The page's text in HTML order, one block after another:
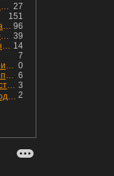
27
Генерация и сети: мнение ребят из индустрии
151
96
Как себя чувствуют мигранты в раю, в который они так стремились
39
Метод Геллы. "Черный" август 2026 - быть или не быть?
14
Струковщина - это стиль поведения, известный всем в секторе золотодобычи.
7
0
Поучительная история о прогнозировании
6
Несколько интересных инсайтов по "Озону"
3
Аукционы Минфина — министерство всё ещё не придумало "лекарство" для рынка ОФЗ. Ликвидности банкам не хватает это по РЕПО аукционам!
2
🪜Стратегия для пассивного дохода: Лестница облигаций